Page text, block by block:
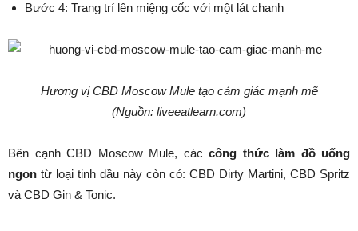
Bước 4: Trang trí lên miệng cốc với một lát chanh
Hương vị CBD Moscow Mule tạo cảm giác mạnh mẽ
(Nguồn: liveeatlearn.com)
Bên cạnh CBD Moscow Mule, các công thức làm đồ uống
ngon từ loại tinh dầu này còn có: CBD Dirty Martini, CBD Spritz
và CBD Gin & Tonic.